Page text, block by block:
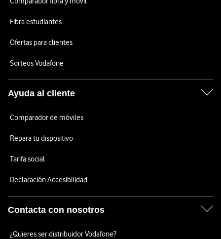
Fibra estudiantes
Ofertas para clientes
Sorteos Vodafone
Ayuda al cliente
Comparador de móviles
Repara tu dispositivo
Tarifa social
Declaración Accesibilidad
Contacta con nosotros
¿Quieres ser distribuidor Vodafone?